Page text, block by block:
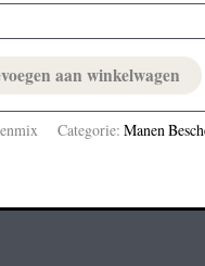
aan winkelwagen
Categorie: Manen